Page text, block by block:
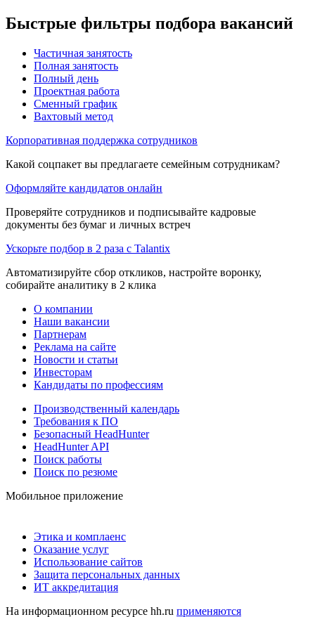
Быстрые фильтры подбора вакансий
Частичная занятость
Полная занятость
Полный день
Проектная работа
Сменный график
Вахтовый метод
Корпоративная поддержка сотрудников
Какой соцпакет вы предлагаете семейным сотрудникам?
Оформляйте кандидатов онлайн
Проверяйте сотрудников и подписывайте кадровые
документы без бумаг и личных встреч
Ускорьте подбор в 2 раза с Talantix
Автоматизируйте сбор откликов, настройте воронку,
собирайте аналитику в 2 клика
О компании
Наши вакансии
Партнерам
Реклама на сайте
Новости и статьи
Инвесторам
Кандидаты по профессиям
Производственный календарь
Требования к ПО
Безопасный HeadHunter
HeadHunter API
Поиск работы
Поиск по резюме
Мобильное приложение
Этика и комплаенс
Оказание услуг
Использование сайтов
Защита персональных данных
ИТ аккредитация
На информационном ресурсе hh.ru применяются